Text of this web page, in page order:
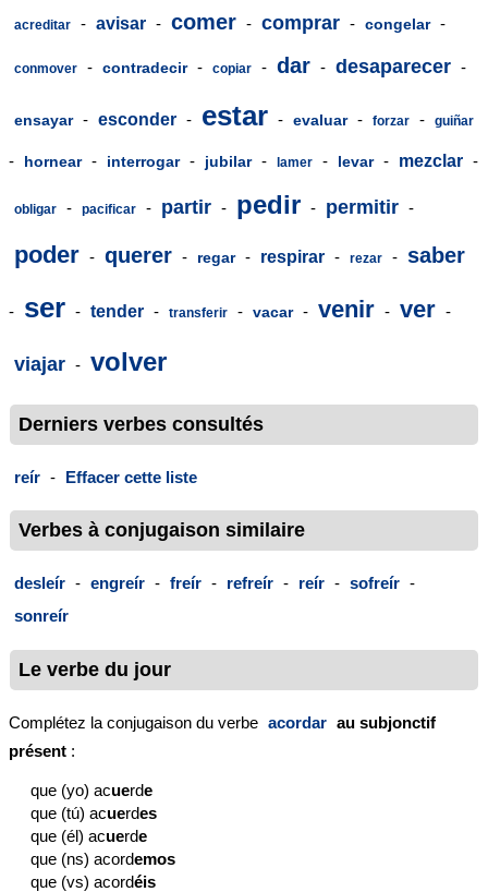
acreditar - avisar - comer - comprar - congelar -
conmover - contradecir - copiar - dar - desaparecer -
ensayar - esconder - estar - evaluar - forzar - guiñar
- hornear - interrogar - jubilar - lamer - levar - mezclar -
obligar - pacificar - partir - pedir - permitir -
poder - querer - regar - respirar - rezar - saber
- ser - tender - transferir - vacar - venir - ver -
viajar - volver
Derniers verbes consultés
reír - Effacer cette liste
Verbes à conjugaison similaire
desleír - engreír - freír - refreír - reír - sofreír -
sonreír
Le verbe du jour
Complétez la conjugaison du verbe acordar au subjonctif
présent :
que (yo) acuerde
que (tú) acuerdes
que (él) acuerde
que (ns) acordemos
que (vs) acordéis